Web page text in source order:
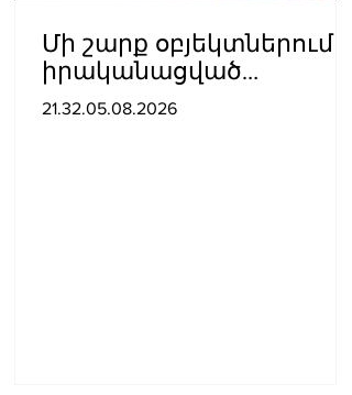
Մի շարք օբյեկտներում
իրականացված
հսկողության
21.32.05.08.2026